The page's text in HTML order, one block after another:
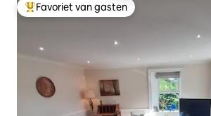
Topfavoriet van gasten
Favoriet van gasten